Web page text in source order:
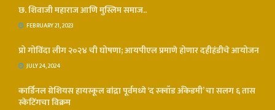
छ. शिवाजी महाराज आणि मुस्लिम समाज..
FEBRUARY 21, 2023
प्रो गोविंदा लीग २०२४ ची घोषणा; आयपीएल प्रमाणे होणार दहीहंडीचे आयोजन
JULY 24, 2024
कार्डिनल ग्रेशियस हायस्कूल बांद्रा पूर्वमध्ये ‘द स्क्वॉड अँकेडमी’ चा सलग ६ तास
स्केटिंगचा विक्रम